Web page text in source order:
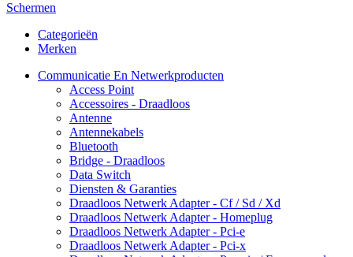
Schermen
Categorieën
Merken
Communicatie En Netwerkproducten
Access Point
Accessoires - Draadloos
Antenne
Antennekabels
Bluetooth
Bridge - Draadloos
Data Switch
Diensten & Garanties
Draadloos Netwerk Adapter - Cf / Sd / Xd
Draadloos Netwerk Adapter - Homeplug
Draadloos Netwerk Adapter - Pci-e
Draadloos Netwerk Adapter - Pci-x